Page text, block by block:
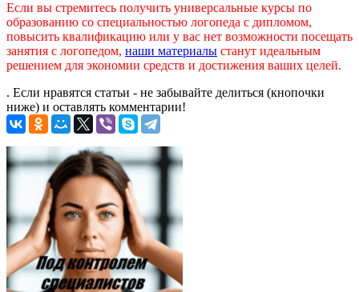
Если вы стремитесь получить универсальные курсы по
образованию со специальностью логопеда с дипломом,
повысить квалификацию или у вас нет возможности посещать
занятия с логопедом, наши материалы станут идеальным
решением для экономии средств и достижения ваших целей.
. Если нравятся статьи - не забывайте делиться (кнопочки
ниже) и оставлять комментарии!